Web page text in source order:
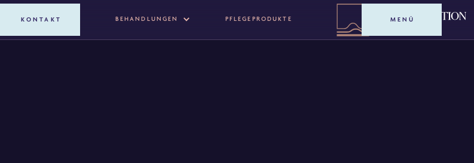
BEHANDLUNGEN PFLEGEPRODUKTE MENÜ
KONTAKT